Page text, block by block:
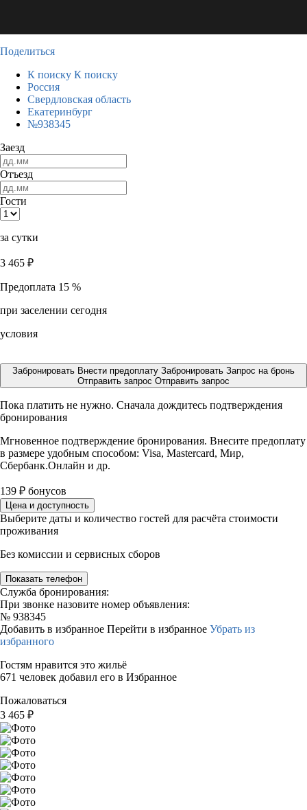
Поделиться
К поиску К поиску
Россия
Свердловская область
Екатеринбург
№938345
Заезд
Отъезд
Гости
за сутки
3 465 ₽
Предоплата 15 %
при заселении сегодня
условия
Забронировать Внести предоплату Забронировать Запрос на бронь
Отправить запрос Отправить запрос
Пока платить не нужно. Сначала дождитесь подтверждения
бронирования
Мгновенное подтверждение бронирования. Внесите предоплату
в размере удобным способом: Visa, Mastercard, Мир,
Сбербанк.Онлайн и др.
139 ₽ бонусов
Цена и доступность
Выберите даты и количество гостей для расчёта стоимости
проживания
Без комиссии и сервисных сборов
Показать телефон
Служба бронирования:
При звонке назовите номер объявления:
№ 938345
Добавить в избранное Перейти в избранное Убрать из
избранного
Гостям нравится это жильё
671 человек добавил его в Избранное
Пожаловаться
3 465 ₽